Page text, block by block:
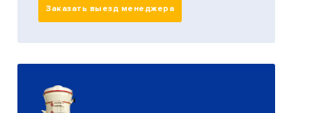
Заказать выезд менеджера